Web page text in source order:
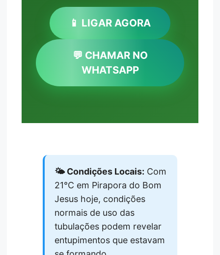
📱 LIGAR AGORA
💬 CHAMAR NO
WHATSAPP
🌤️ Condições Locais: Com
21°C em Pirapora do Bom
Jesus hoje, condições
normais de uso das
tubulações podem revelar
entupimentos que estavam